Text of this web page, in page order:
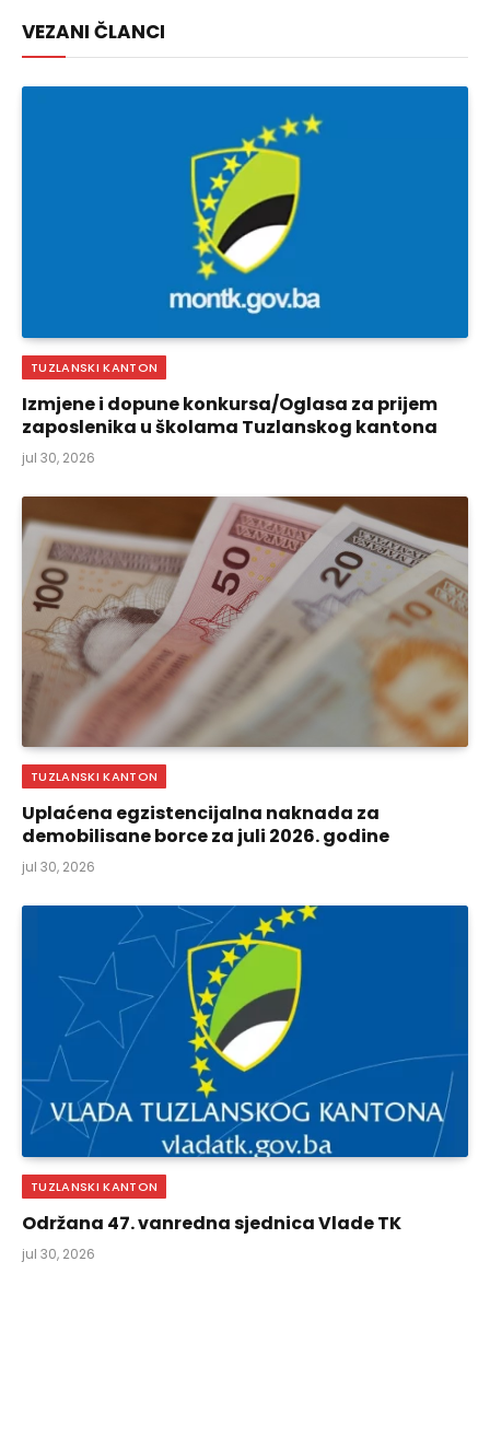
VEZANI ČLANCI
TUZLANSKI KANTON
Izmjene i dopune konkursa/Oglasa za prijem
zaposlenika u školama Tuzlanskog kantona
jul 30, 2026
TUZLANSKI KANTON
Uplaćena egzistencijalna naknada za
demobilisane borce za juli 2026. godine
jul 30, 2026
TUZLANSKI KANTON
Održana 47. vanredna sjednica Vlade TK
jul 30, 2026